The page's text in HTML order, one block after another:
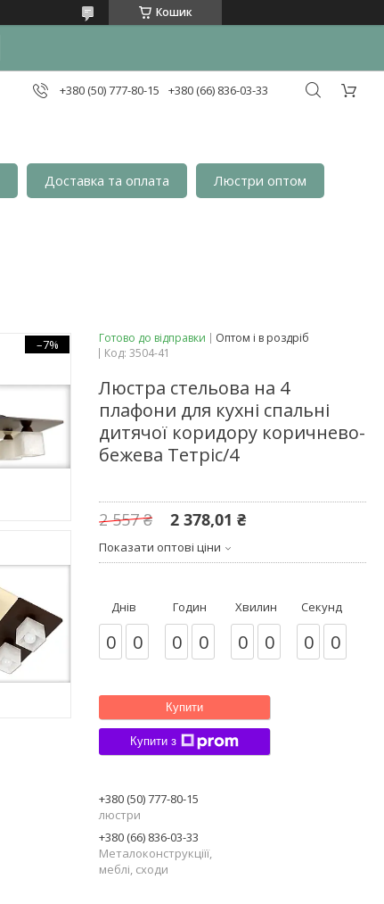
Кошик
+380 (50) 777-80-15 +380 (66) 836-03-33
Доставка та оплата
Люстри оптом
–7% Готово до відправки
Оптом і в роздріб
Код: 3504-41
Люстра стельова на 4
плафони для кухні спальні
дитячої коридору коричнево-
бежева Тетріс/4
2 557 ₴ 2 378,01 ₴
Показати оптові ціни
Днів
0 0
Годин
0 0
Хвилин
0 0
Секунд
0 0
Купити
Купити з
+380 (50) 777-80-15
люстри
+380 (66) 836-03-33
Металоконструкціїї,
меблі, сходи